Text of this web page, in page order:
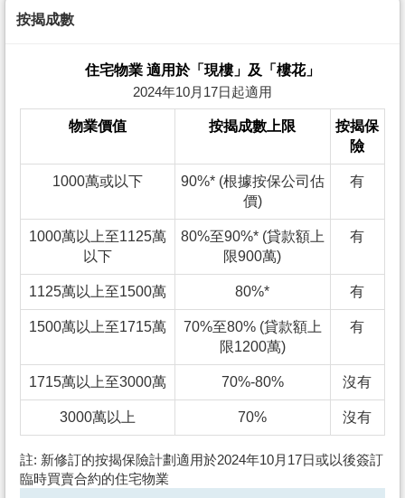
按揭成數
住宅物業 適用於「現樓」及「樓花」
2024年10月17日起適用
物業價值 按揭成數上限
按揭保
險
1000萬或以下
90%* (根據按保公司估
價)
有
1000萬以上至1125萬
以下
80%至90%* (貸款額上
限900萬)
有
1125萬以上至1500萬 80%* 有
1500萬以上至1715萬
70%至80% (貸款額上
限1200萬)
有
1715萬以上至3000萬 70%-80% 沒有
3000萬以上 70% 沒有
註: 新修訂的按揭保險計劃適用於2024年10月17日或以後簽訂
臨時買賣合約的住宅物業